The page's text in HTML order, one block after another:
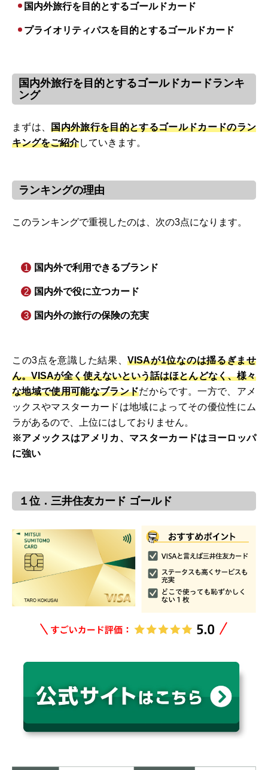
国内外旅行を目的とするゴールドカード
プライオリティパスを目的とするゴールドカード
国内外旅行を目的とするゴールドカードランキ
ング
まずは、国内外旅行を目的とするゴールドカードのラン
キングをご紹介していきます。
ランキングの理由
このランキングで重視したのは、次の3点になります。
国内外で利用できるブランド
国内外で役に立つカード
国内外の旅行の保険の充実
この3点を意識した結果、VISAが1位なのは揺るぎませ
ん。VISAが全く使えないという話はほとんどなく、様々
な地域で使用可能なブランドだからです。一方で、アメ
ックスやマスターカードは地域によってその優位性にム
ラがあるので、上位にはしておりません。
※アメックスはアメリカ、マスターカードはヨーロッパ
に強い
１位．三井住友カード ゴールド